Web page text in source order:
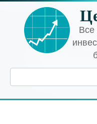
Перейти
контенту
Все
Поиск: